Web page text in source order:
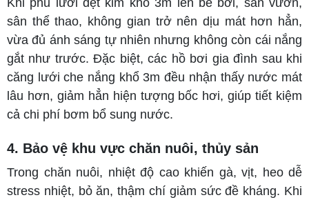
Khi phủ lưới dệt kim khổ 3m lên bể bơi, sân vườn,
sân thể thao, không gian trở nên dịu mát hơn hẳn,
vừa đủ ánh sáng tự nhiên nhưng không còn cái nắng
gắt như trước. Đặc biệt, các hồ bơi gia đình sau khi
căng lưới che nắng khổ 3m đều nhận thấy nước mát
lâu hơn, giảm hẳn hiện tượng bốc hơi, giúp tiết kiệm
cả chi phí bơm bổ sung nước.
4. Bảo vệ khu vực chăn nuôi, thủy sản
Trong chăn nuôi, nhiệt độ cao khiến gà, vịt, heo dễ
stress nhiệt, bỏ ăn, thậm chí giảm sức đề kháng. Khi